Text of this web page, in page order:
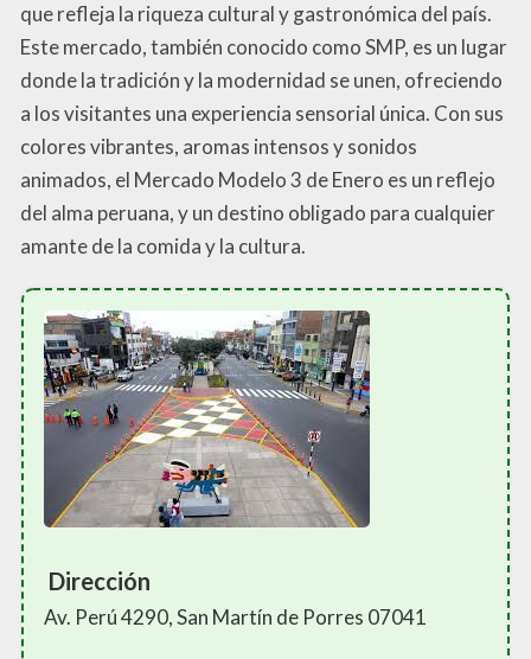
que refleja la riqueza cultural y gastronómica del país.
Este mercado, también conocido como SMP, es un lugar
donde la tradición y la modernidad se unen, ofreciendo
a los visitantes una experiencia sensorial única. Con sus
colores vibrantes, aromas intensos y sonidos
animados, el Mercado Modelo 3 de Enero es un reflejo
del alma peruana, y un destino obligado para cualquier
amante de la comida y la cultura.
Dirección
Av. Perú 4290, San Martín de Porres 07041